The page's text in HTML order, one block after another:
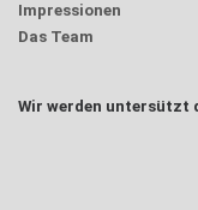
Impressionen
Das Team
Wir werden untersützt